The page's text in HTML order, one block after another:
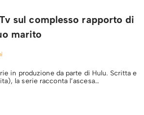
sul complesso rapporto di
marito
in produzione da parte di Hulu. Scritta e
la serie racconta l’ascesa…